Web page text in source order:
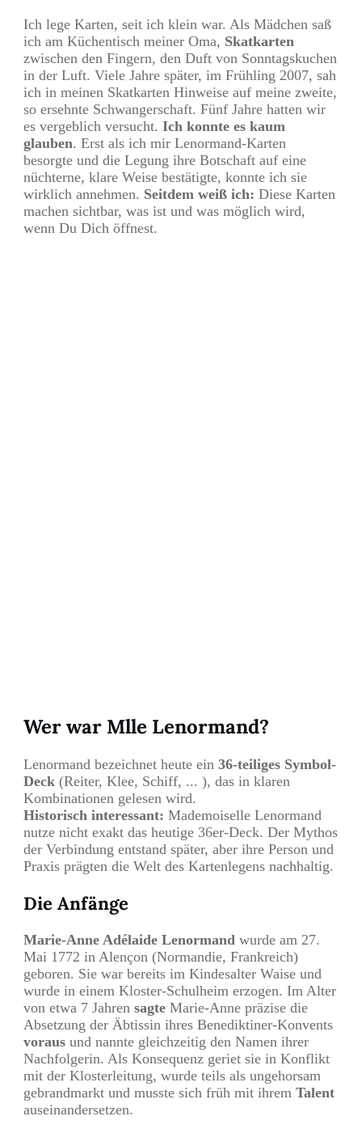
Ich lege Karten, seit ich klein war. Als Mädchen saß
ich am Küchentisch meiner Oma, Skatkarten
zwischen den Fingern, den Duft von Sonntagskuchen
in der Luft. Viele Jahre später, im Frühling 2007, sah
ich in meinen Skatkarten Hinweise auf meine zweite,
so ersehnte Schwangerschaft. Fünf Jahre hatten wir
es vergeblich versucht. Ich konnte es kaum
glauben. Erst als ich mir Lenormand-Karten
besorgte und die Legung ihre Botschaft auf eine
nüchterne, klare Weise bestätigte, konnte ich sie
wirklich annehmen. Seitdem weiß ich: Diese Karten
machen sichtbar, was ist und was möglich wird,
wenn Du Dich öffnest.
Wer war Mlle Lenormand?
Lenormand bezeichnet heute ein 36-teiliges Symbol-
Deck (Reiter, Klee, Schiff, ... ), das in klaren
Kombinationen gelesen wird.
Historisch interessant: Mademoiselle Lenormand
nutze nicht exakt das heutige 36er-Deck. Der Mythos
der Verbindung entstand später, aber ihre Person und
Praxis prägten die Welt des Kartenlegens nachhaltig.
Die Anfänge
Marie-Anne Adélaide Lenormand wurde am 27.
Mai 1772 in Alençon (Normandie, Frankreich)
geboren. Sie war bereits im Kindesalter Waise und
wurde in einem Kloster-Schulheim erzogen. Im Alter
von etwa 7 Jahren sagte Marie-Anne präzise die
Absetzung der Äbtissin ihres Benediktiner-Konvents
voraus und nannte gleichzeitig den Namen ihrer
Nachfolgerin. Als Konsequenz geriet sie in Konflikt
mit der Klosterleitung, wurde teils als ungehorsam
gebrandmarkt und musste sich früh mit ihrem Talent
auseinandersetzen.